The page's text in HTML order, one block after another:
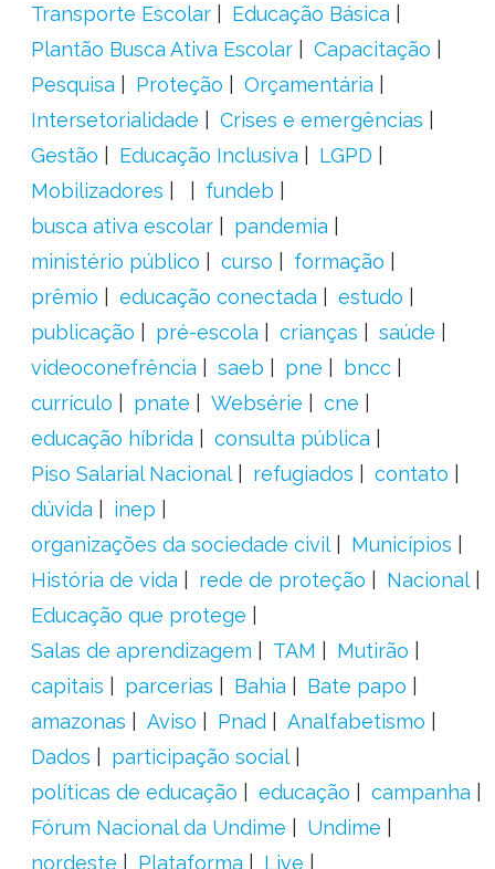
Transporte Escolar
Educação Básica
Plantão Busca Ativa Escolar
Capacitação
Pesquisa
Proteção
Orçamentária
Intersetorialidade
Crises e emergências
Gestão
Educação Inclusiva
LGPD
Mobilizadores
fundeb
busca ativa escolar
pandemia
ministério público
curso
formação
prêmio
educação conectada
estudo
publicação
pré-escola crianças
saúde
videoconefrência
saeb pne
bncc
currículo
pnate Websérie
cne
educação híbrida
consulta pública
Piso Salarial Nacional
refugiados
contato
dúvida
inep
organizações da sociedade civil
Municípios
História de vida
rede de proteção
Nacional
Educação que protege
Salas de aprendizagem
TAM
Mutirão
capitais
parcerias Bahia
Bate papo
amazonas
Aviso Pnad
Analfabetismo
Dados
participação social
políticas de educação
educação
campanha
Fórum Nacional da Undime
Undime
nordeste
Plataforma Live